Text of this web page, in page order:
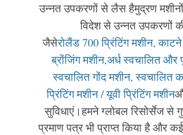
उन्नत उपकरणों से लैस हैमुद्रण
विदेश से उन्नत उपकरणों
जैसेरोलैंड 700 प्रिंटिंग मशीन,
ब्रोंजिंग मशीन,अर्ध स्वचालित और
स्वचालित गोंद मशीन, स्वचालित
प्रिंटिंग मशीन / यूवी प्रिंटिंग मशीन
सुविधाएं।हमने ग्लोबल रिसोर्सेज से
प्रमाण पत्र भी प्राप्त किया है और कई